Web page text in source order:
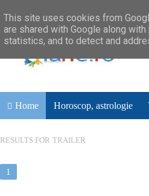
Home Horoscop, astrologie
RESULTS FOR TRAILER
1
This site uses cookies from
are shared with Google along
statistics, and to detect and